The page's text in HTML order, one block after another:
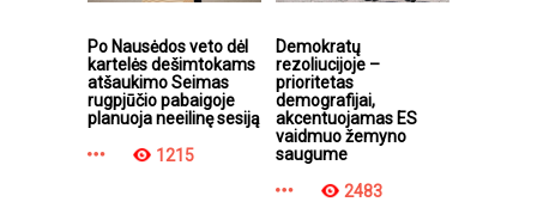
Po Nausėdos veto dėl
kartelės dešimtokams
atšaukimo Seimas
rugpjūčio pabaigoje
planuoja neeilinę sesiją
1215
Demokratų
rezoliucijoje –
prioritetas
demografijai,
akcentuojamas ES
vaidmuo žemyno
saugume
2483